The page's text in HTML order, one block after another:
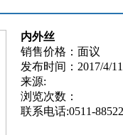
内外丝
销售价格：面议
发布时间：2017/4/
来源:
浏览次数：
联系电话:0511-